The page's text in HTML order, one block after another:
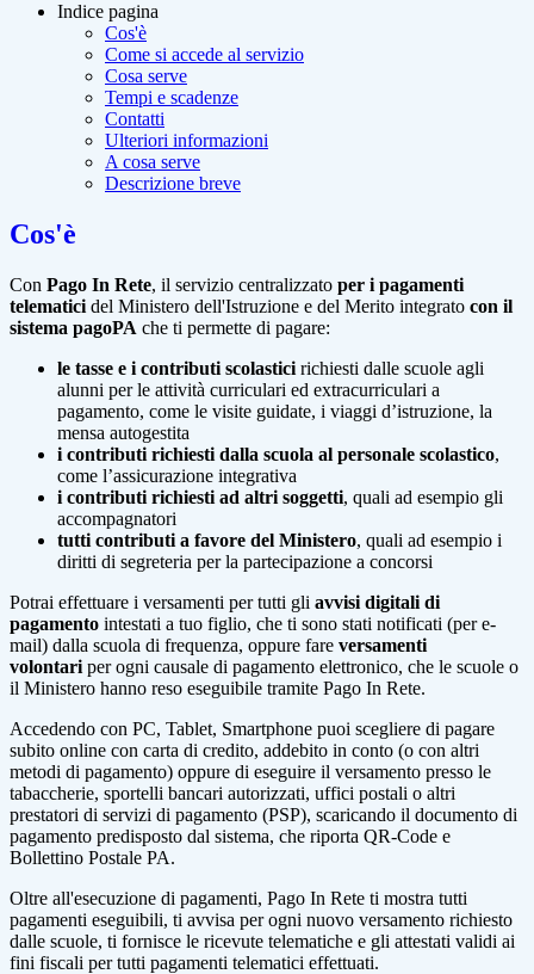
Indice pagina
Cos'è
Come si accede al servizio
Cosa serve
Tempi e scadenze
Contatti
Ulteriori informazioni
A cosa serve
Descrizione breve
Cos'è
Con Pago In Rete, il servizio centralizzato per i pagamenti
telematici del Ministero dell'Istruzione e del Merito integrato con il
sistema pagoPA che ti permette di pagare:
le tasse e i contributi scolastici richiesti dalle scuole agli
alunni per le attività curriculari ed extracurriculari a
pagamento, come le visite guidate, i viaggi d’istruzione, la
mensa autogestita
i contributi richiesti dalla scuola al personale scolastico,
come l’assicurazione integrativa
i contributi richiesti ad altri soggetti, quali ad esempio gli
accompagnatori
tutti contributi a favore del Ministero, quali ad esempio i
diritti di segreteria per la partecipazione a concorsi
Potrai effettuare i versamenti per tutti gli avvisi digitali di
pagamento intestati a tuo figlio, che ti sono stati notificati (per e-
mail) dalla scuola di frequenza, oppure fare versamenti
volontari per ogni causale di pagamento elettronico, che le scuole o
il Ministero hanno reso eseguibile tramite Pago In Rete.
Accedendo con PC, Tablet, Smartphone puoi scegliere di pagare
subito online con carta di credito, addebito in conto (o con altri
metodi di pagamento) oppure di eseguire il versamento presso le
tabaccherie, sportelli bancari autorizzati, uffici postali o altri
prestatori di servizi di pagamento (PSP), scaricando il documento di
pagamento predisposto dal sistema, che riporta QR-Code e
Bollettino Postale PA.
Oltre all'esecuzione di pagamenti, Pago In Rete ti mostra tutti
pagamenti eseguibili, ti avvisa per ogni nuovo versamento richiesto
dalle scuole, ti fornisce le ricevute telematiche e gli attestati validi ai
fini fiscali per tutti pagamenti telematici effettuati.